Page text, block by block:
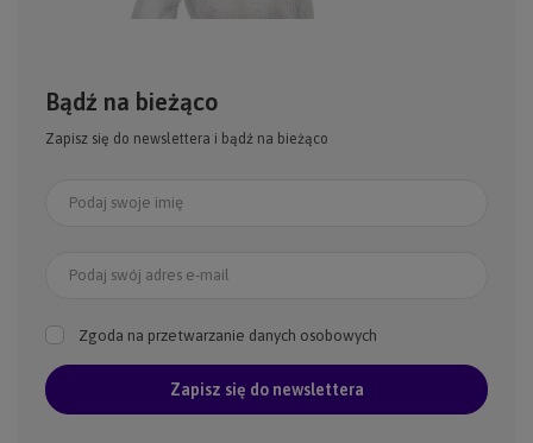
Bądź na bieżąco
Zapisz się do newslettera i bądź na bieżąco
Podaj swoje imię
Podaj swój adres e-mail
Zgoda na przetwarzanie danych osobowych
Zapisz się do newslettera